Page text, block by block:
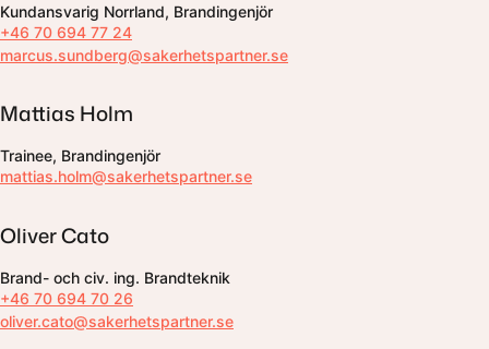
Kundansvarig Norrland, Brandingenjör
+46 70 694 77 24
marcus.sundberg@sakerhetspartner.se
Mattias Holm
Trainee, Brandingenjör
mattias.holm@sakerhetspartner.se
Oliver Cato
Brand- och civ. ing. Brandteknik
+46 70 694 70 26
oliver.cato@sakerhetspartner.se